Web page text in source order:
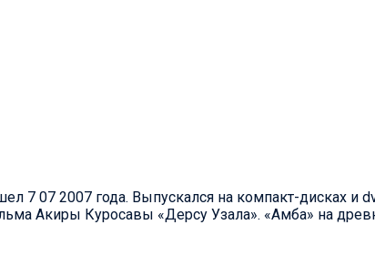
7 07 2007 года. Выпускался на компакт-дисках и
Акиры Куросавы «Дерсу Узала». «Амба» на